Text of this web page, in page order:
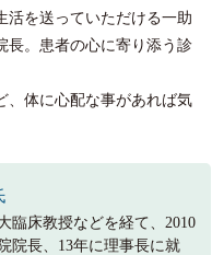
活を送っていただける一助
長。患者の心に寄り添う診
、体に心配な事があれば気
臨床教授などを経て、2010
院長、13年に理事長に就